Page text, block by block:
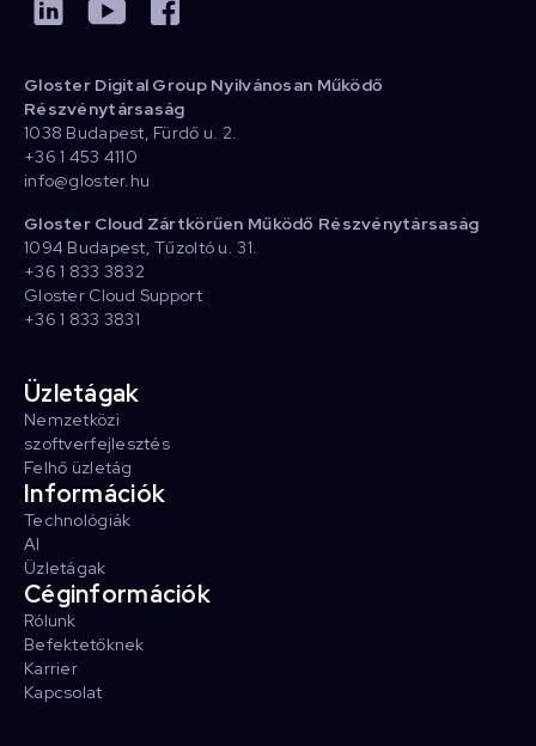
Gloster Digital Group Nyilvánosan Működő
Részvénytársaság
1038 Budapest, Fürdő u. 2.
+36 1 453 4110
info@gloster.hu
Gloster Cloud Zártkörűen Működő Részvénytársaság
1094 Budapest, Tűzoltó u. 31.
+36 1 833 3832
Gloster Cloud Support
+36 1 833 3831
Üzletágak
Nemzetközi
szoftverfejlesztés
Felhő üzletág
Információk
Technológiák
AI
Üzletágak
Céginformációk
Rólunk
Befektetőknek
Karrier
Kapcsolat